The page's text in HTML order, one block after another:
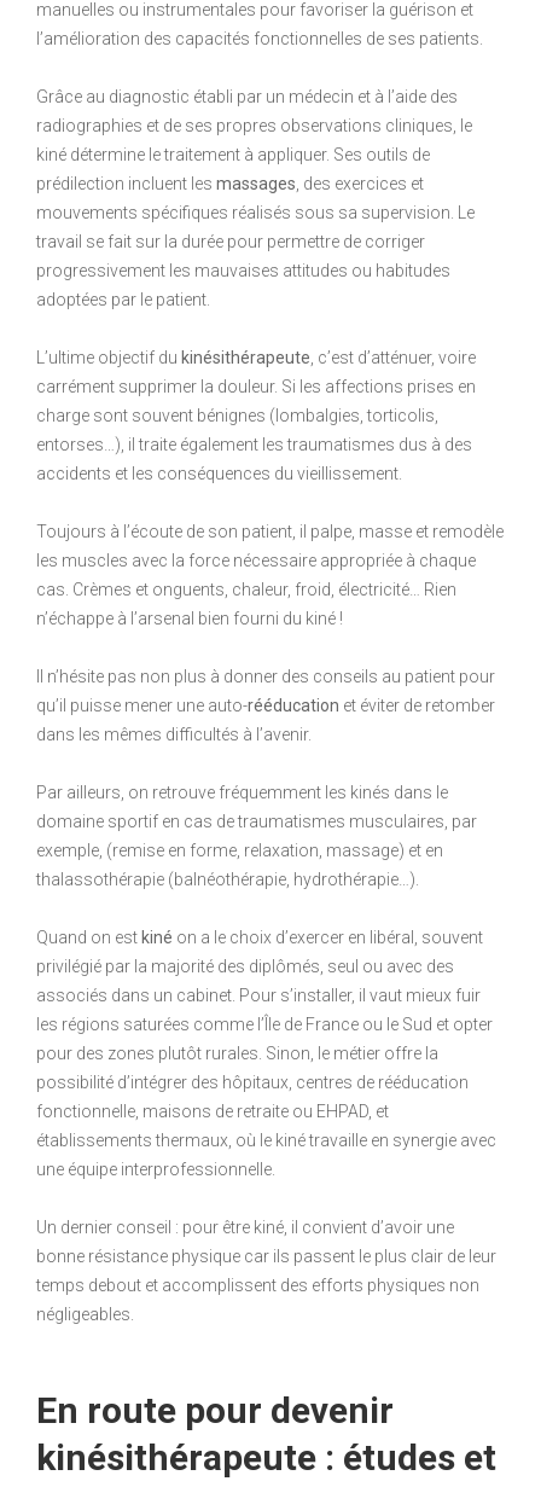
manuelles ou instrumentales pour favoriser la guérison et
l’amélioration des capacités fonctionnelles de ses patients.
Grâce au diagnostic établi par un médecin et à l’aide des
radiographies et de ses propres observations cliniques, le
kiné détermine le traitement à appliquer. Ses outils de
prédilection incluent les massages , des exercices et
mouvements spécifiques réalisés sous sa supervision. Le
travail se fait sur la durée pour permettre de corriger
progressivement les mauvaises attitudes ou habitudes
adoptées par le patient.
L’ultime objectif du kinésithérapeute , c’est d’atténuer, voire
carrément supprimer la douleur. Si les affections prises en
charge sont souvent bénignes (lombalgies, torticolis,
entorses…), il traite également les traumatismes dus à des
accidents et les conséquences du vieillissement.
Toujours à l’écoute de son patient, il palpe, masse et remodèle
les muscles avec la force nécessaire appropriée à chaque
cas. Crèmes et onguents, chaleur, froid, électricité… Rien
n’échappe à l’arsenal bien fourni du kiné !
Il n’hésite pas non plus à donner des conseils au patient pour
qu’il puisse mener une auto-rééducation et éviter de retomber
dans les mêmes difficultés à l’avenir.
Par ailleurs, on retrouve fréquemment les kinés dans le
domaine sportif en cas de traumatismes musculaires, par
exemple, (remise en forme, relaxation, massage) et en
thalassothérapie (balnéothérapie, hydrothérapie…).
Quand on estkiné on a le choix d’exercer en libéral, souvent
privilégié par la majorité des diplômés, seul ou avec des
associés dans un cabinet. Pour s’installer, il vaut mieux fuir
les régions saturées comme l’Île de France ou le Sud et opter
pour des zones plutôt rurales. Sinon, le métier offre la
possibilité d’intégrer des hôpitaux, centres de rééducation
fonctionnelle, maisons de retraite ou EHPAD, et
établissements thermaux, où le kiné travaille en synergie avec
une équipe interprofessionnelle.
Un dernier conseil : pour être kiné, il convient d’avoir une
bonne résistance physique car ils passent le plus clair de leur
temps debout et accomplissent des efforts physiques non
négligeables.
En route pour devenir
kinésithérapeute : études et